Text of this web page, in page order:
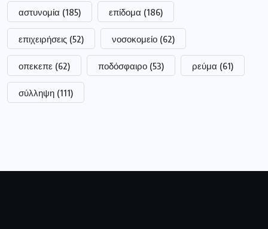
αστυνομία (185) επίδομα (186)
επιχειρήσεις (52) νοσοκομείο (62)
οπεκεπε (62) ποδόσφαιρο (53) ρεύμα (61)
σύλληψη (111)